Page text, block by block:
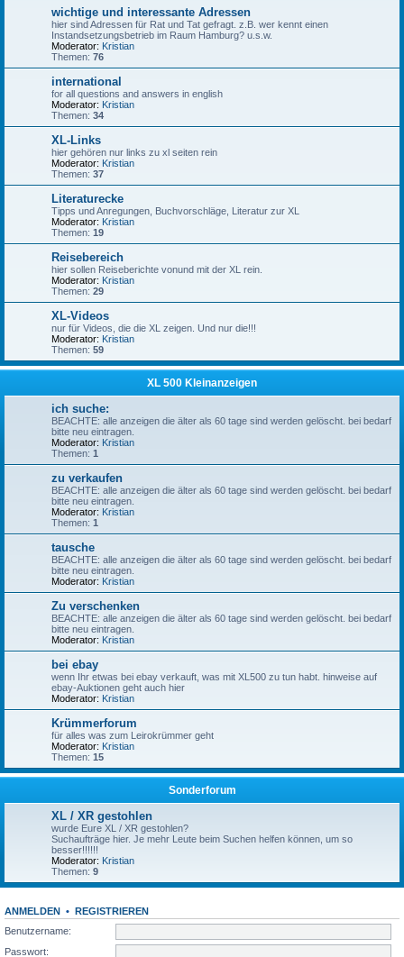
wichtige und interessante Adressen
hier sind Adressen für Rat und Tat gefragt. z.B. wer kennt einen
Instandsetzungsbetrieb im Raum Hamburg? u.s.w.
Moderator: Kristian
Themen: 76
international
for all questions and answers in english
Moderator: Kristian
Themen: 34
XL-Links
hier gehören nur links zu xl seiten rein
Moderator: Kristian
Themen: 37
Literaturecke
Tipps und Anregungen, Buchvorschläge, Literatur zur XL
Moderator: Kristian
Themen: 19
Reisebereich
hier sollen Reiseberichte vonund mit der XL rein.
Moderator: Kristian
Themen: 29
XL-Videos
nur für Videos, die die XL zeigen. Und nur die!!!
Moderator: Kristian
Themen: 59
XL 500 Kleinanzeigen
ich suche:
BEACHTE: alle anzeigen die älter als 60 tage sind werden gelöscht. bei bedarf
bitte neu eintragen.
Moderator: Kristian
Themen: 1
zu verkaufen
BEACHTE: alle anzeigen die älter als 60 tage sind werden gelöscht. bei bedarf
bitte neu eintragen.
Moderator: Kristian
Themen: 1
tausche
BEACHTE: alle anzeigen die älter als 60 tage sind werden gelöscht. bei bedarf
bitte neu eintragen.
Moderator: Kristian
Zu verschenken
BEACHTE: alle anzeigen die älter als 60 tage sind werden gelöscht. bei bedarf
bitte neu eintragen.
Moderator: Kristian
bei ebay
wenn Ihr etwas bei ebay verkauft, was mit XL500 zu tun habt. hinweise auf
ebay-Auktionen geht auch hier
Moderator: Kristian
Krümmerforum
für alles was zum Leirokrümmer geht
Moderator: Kristian
Themen: 15
Sonderforum
XL / XR gestohlen
wurde Eure XL / XR gestohlen?
Suchaufträge hier. Je mehr Leute beim Suchen helfen können, um so
besser!!!!!!
Moderator: Kristian
Themen: 9
ANMELDEN • REGISTRIEREN
Benutzername:
Passwort: